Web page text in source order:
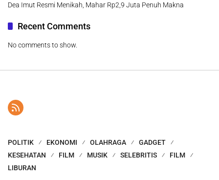
Dea Imut Resmi Menikah, Mahar Rp2,9 Juta Penuh Makna
Recent Comments
No comments to show.
POLITIK EKONOMI OLAHRAGA
GADGET
KESEHATAN
FILM MUSIK SELEBRITIS
FILM
LIBURAN